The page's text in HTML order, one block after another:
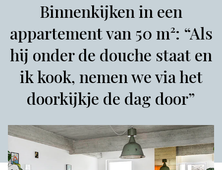
Binnenkijken in een
appartement van 50 m²: “Als
hij onder de douche staat en
ik kook, nemen we via het
doorkijkje de dag door”